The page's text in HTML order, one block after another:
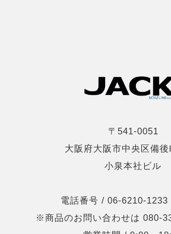
〒541-0051
大阪府大阪市中央区備
小泉本社ビル
電話番号 / 06-6210-1233
※商品のお問い合わせは 080-